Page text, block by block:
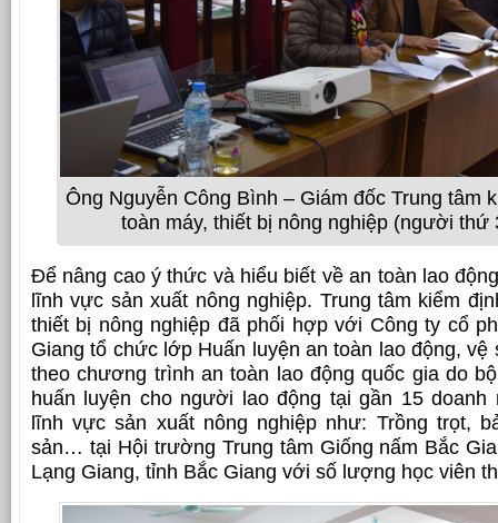
Ông Nguyễn Công Bình – Giám đốc Trung tâm
toàn máy, thiết bị nông nghiệp (người thứ
Để nâng cao ý thức và hiểu biết về an toàn lao
lĩnh vực sản xuất nông nghiệp. Trung tâm kiểm
thiết bị nông nghiệp đã phối hợp với Công ty cổ
Giang tổ chức lớp Huấn luyện an toàn lao động, vệ
theo chương trình an toàn lao động quốc gia do
huấn luyện cho người lao động tại gần 15 doanh
lĩnh vực sản xuất nông nghiệp như: Trồng trọt,
sản… tại Hội trường Trung tâm Giống nấm Bắc
Lạng Giang, tỉnh Bắc Giang với số lượng học viên